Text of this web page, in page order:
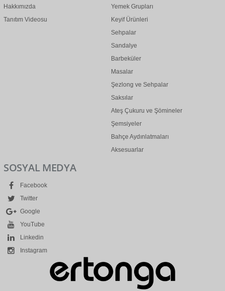
Hakkımızda
Tanıtım Videosu
Yemek Grupları
Keyif Ürünleri
Sehpalar
Sandalye
Barbeküler
Masalar
Şezlong ve Sehpalar
Saksılar
Ateş Çukuru ve Şömineler
Şemsiyeler
Bahçe Aydınlatmaları
Aksesuarlar
SOSYAL MEDYA
Facebook
Twitter
Google
YouTube
Linkedin
Instagram